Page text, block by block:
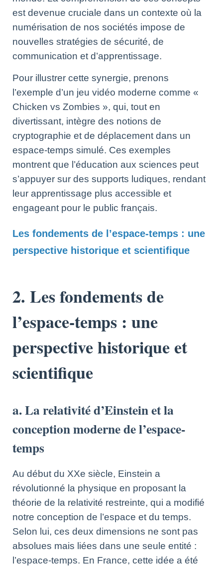
est devenue cruciale dans un contexte où la
numérisation de nos sociétés impose de
nouvelles stratégies de sécurité, de
communication et d’apprentissage.
Pour illustrer cette synergie, prenons
l’exemple d’un jeu vidéo moderne comme «
Chicken vs Zombies », qui, tout en
divertissant, intègre des notions de
cryptographie et de déplacement dans un
espace-temps simulé. Ces exemples
montrent que l’éducation aux sciences peut
s’appuyer sur des supports ludiques, rendant
leur apprentissage plus accessible et
engageant pour le public français.
Les fondements de l’espace-temps : une
perspective historique et scientifique
2. Les fondements de
l’espace-temps : une
perspective historique et
scientifique
a. La relativité d’Einstein et la
conception moderne de l’espace-
temps
Au début du XXe siècle, Einstein a
révolutionné la physique en proposant la
théorie de la relativité restreinte, qui a modifié
notre conception de l’espace et du temps.
Selon lui, ces deux dimensions ne sont pas
absolues mais liées dans une seule entité :
l’espace-temps. En France, cette idée a été